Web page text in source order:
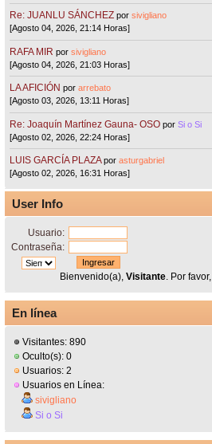
Re: JUANLU SÁNCHEZ porsivigliano
[Agosto 04, 2026, 21:14 Horas]
RAFA MIR porsivigliano
[Agosto 04, 2026, 21:03 Horas]
LA AFICIÓN porarrebato
[Agosto 03, 2026, 13:11 Horas]
Re: Joaquín Martínez Gauna- OSO porSi o Si
[Agosto 02, 2026, 22:24 Horas]
LUIS GARCÍA PLAZA porasturgabriel
[Agosto 02, 2026, 16:31 Horas]
User Info
Usuario:
Contraseña:
Bienvenido(a), Visitante. Por favor,
En línea
Visitantes: 890
Oculto(s): 0
Usuarios: 2
Usuarios en Línea:
sivigliano
Si o Si